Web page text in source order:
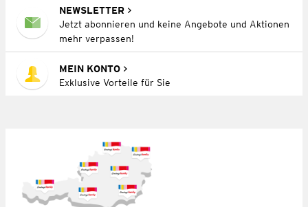
NEWSLETTER
Jetzt abonnieren und keine Angebote und Aktionen
mehr verpassen!
MEIN KONTO
Exklusive Vorteile für Sie